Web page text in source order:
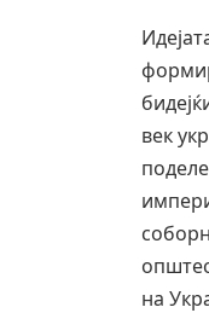
век
на